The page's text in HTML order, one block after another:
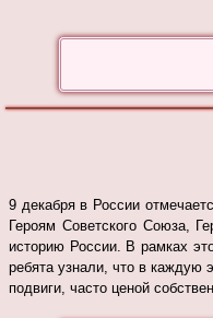
9 декабря в России
Героям Советского Союза,
историю России. В рамках
ребята узнали, что в каждую
подвиги, часто ценой